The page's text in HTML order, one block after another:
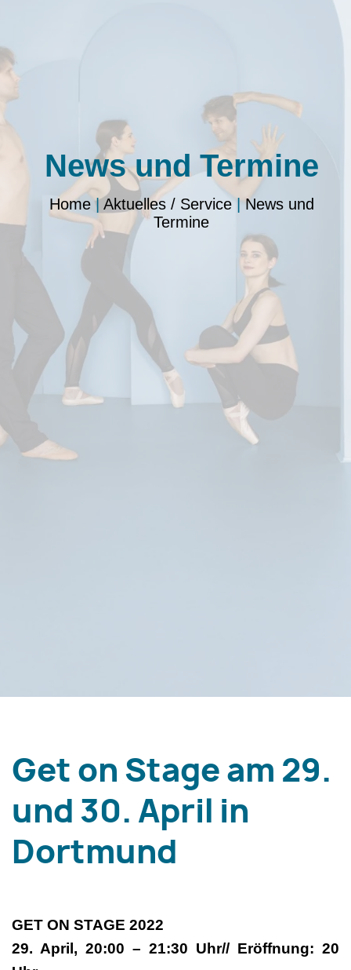
News und Termine
Home|Aktuelles / Service|News und
Termine
Get on Stage am 29.
und 30. April in
Dortmund
GET ON STAGE 2022
29. April, 20:00 – 21:30 Uhr// Eröffnung: 20